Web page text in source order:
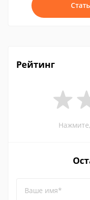
Рейтинг
Ваше имя*